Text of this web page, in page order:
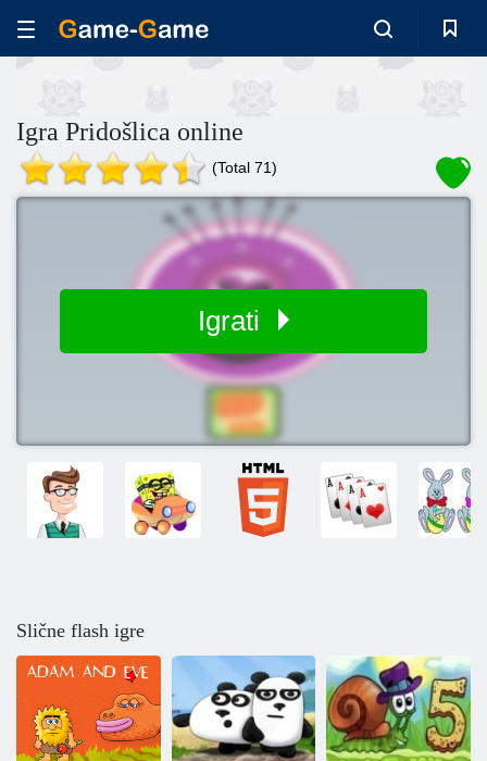
Igra Pridošlica online
(Total 71)
Igrati
Slične flash igre